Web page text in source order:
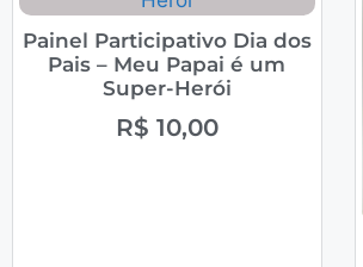
Painel Participativo Dia dos
Pais – Meu Papai é um
Super-Herói
R$ 10,00